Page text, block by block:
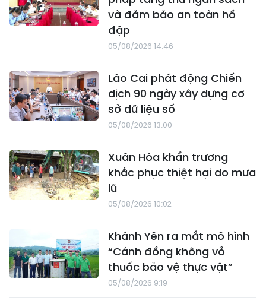
và đảm bảo an toàn hồ
đập
05/08/2026 14:46
Lào Cai phát động Chiến
dịch 90 ngày xây dựng cơ
sở dữ liệu số
05/08/2026 13:00
Xuân Hòa khẩn trương
khắc phục thiệt hại do mưa
lũ
05/08/2026 10:02
Khánh Yên ra mắt mô hình
“Cánh đồng không vỏ
thuốc bảo vệ thực vật”
05/08/2026 9:19